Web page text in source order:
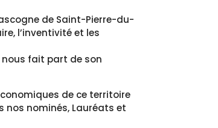
de Saint-Pierre-du-
l’inventivité et les
nous fait part de son
de ce territoire
nos nominés, Lauréats et